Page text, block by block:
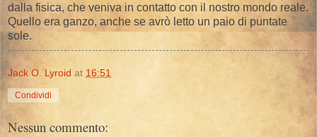
dalla fisica, che veniva in contatto con il nostro mondo reale.
Quello era ganzo, anche se avrò letto un paio di puntate
sole.
Jack O. Lyroid at 16:51
Condividi
Nessun commento: